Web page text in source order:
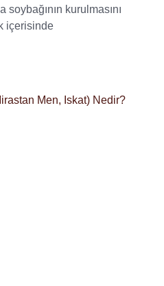
soybağının kurulmasını
içerisinde